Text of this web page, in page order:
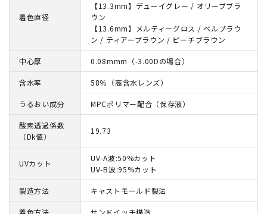
着色直径
【13.3mm】デューイグレー / オリーブブラ
ウン
【13.6mm】メルティーグロス / ベルブラウ
ン / ティアーブラウン / ピーチブラウン
中心厚 0.08mmm（-3.00Dの場合）
含水率 58％（高含水レンズ）
うるおい成分 MPCポリマー配合（保存液）
酸素透過係数
（Dk値）
19.73
UVカット
UV-A波:50%カット
UV-B波:95%カット
製造方法 キャストモールド製法
着色方法 サンドイッチ構造